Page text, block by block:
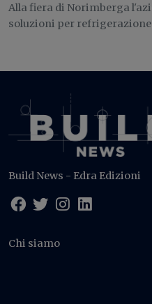
Alla fiera di Norimberga
soluzioni per
Build News - Edra Edizioni
Chi siamo